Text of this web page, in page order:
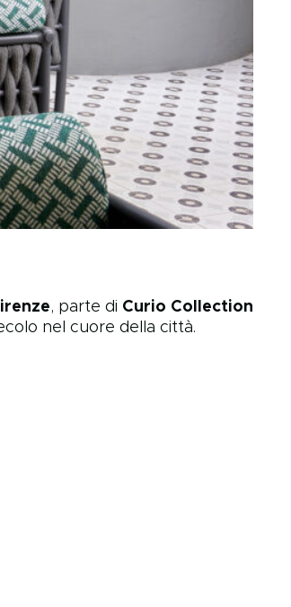
, parte di Curio Collection
nel cuore della città.